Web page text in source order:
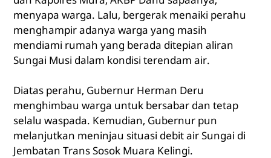
menyapa warga. Lalu, bergerak menaiki perahu
menghampir adanya warga yang masih
mendiami rumah yang berada ditepian aliran
Sungai Musi dalam kondisi terendam air.
Diatas perahu, Gubernur Herman Deru
menghimbau warga untuk bersabar dan tetap
selalu waspada. Kemudian, Gubernur pun
melanjutkan meninjau situasi debit air Sungai di
Jembatan Trans Sosok Muara Kelingi.